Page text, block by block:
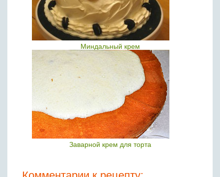
Миндальный крем
Заварной крем для торта